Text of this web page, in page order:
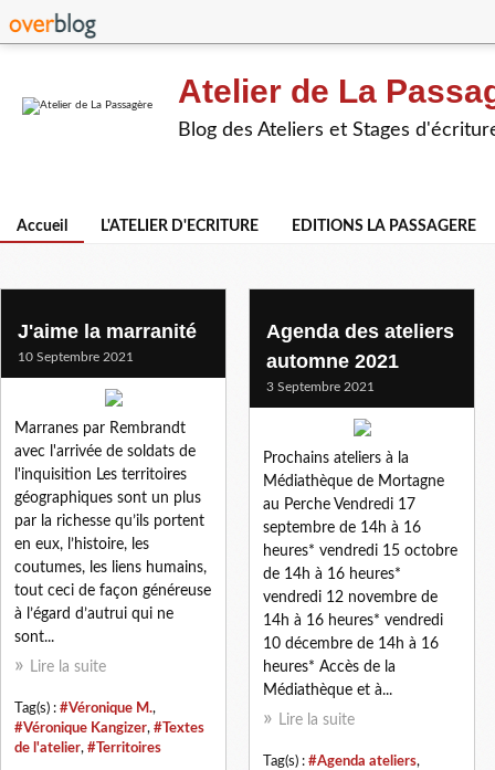
Atelier de La
Blog des Ateliers et Stages
Accueil L'ATELIER D'ECRITURE EDITIONS LA PASSAGERE
J'aime la marranité
10 Septembre 2021
Marranes par Rembrandt
avec l'arrivée de soldats de
l'inquisition Les territoires
géographiques sont un plus
par la richesse qu’ils portent
en eux, l’histoire, les
coutumes, les liens humains,
tout ceci de façon généreuse
à l’égard d’autrui qui ne
sont...
Lire la suite
Tag(s) : #Véronique M.,
#Véronique Kangizer, #Textes
de l'atelier, #Territoires
Agenda des ateliers
automne 2021
3 Septembre 2021
Prochains ateliers à la
Médiathèque de Mortagne
au Perche Vendredi 17
septembre de 14h à 16
heures* vendredi 15 octobre
de 14h à 16 heures*
vendredi 12 novembre de
14h à 16 heures* vendredi
10 décembre de 14h à 16
heures* Accès de la
Médiathèque et à...
Lire la suite
Tag(s) : #Agenda ateliers,